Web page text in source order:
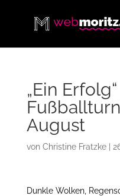
„Ein
August
von Christine Fratzke|
Dunkle Wolken,